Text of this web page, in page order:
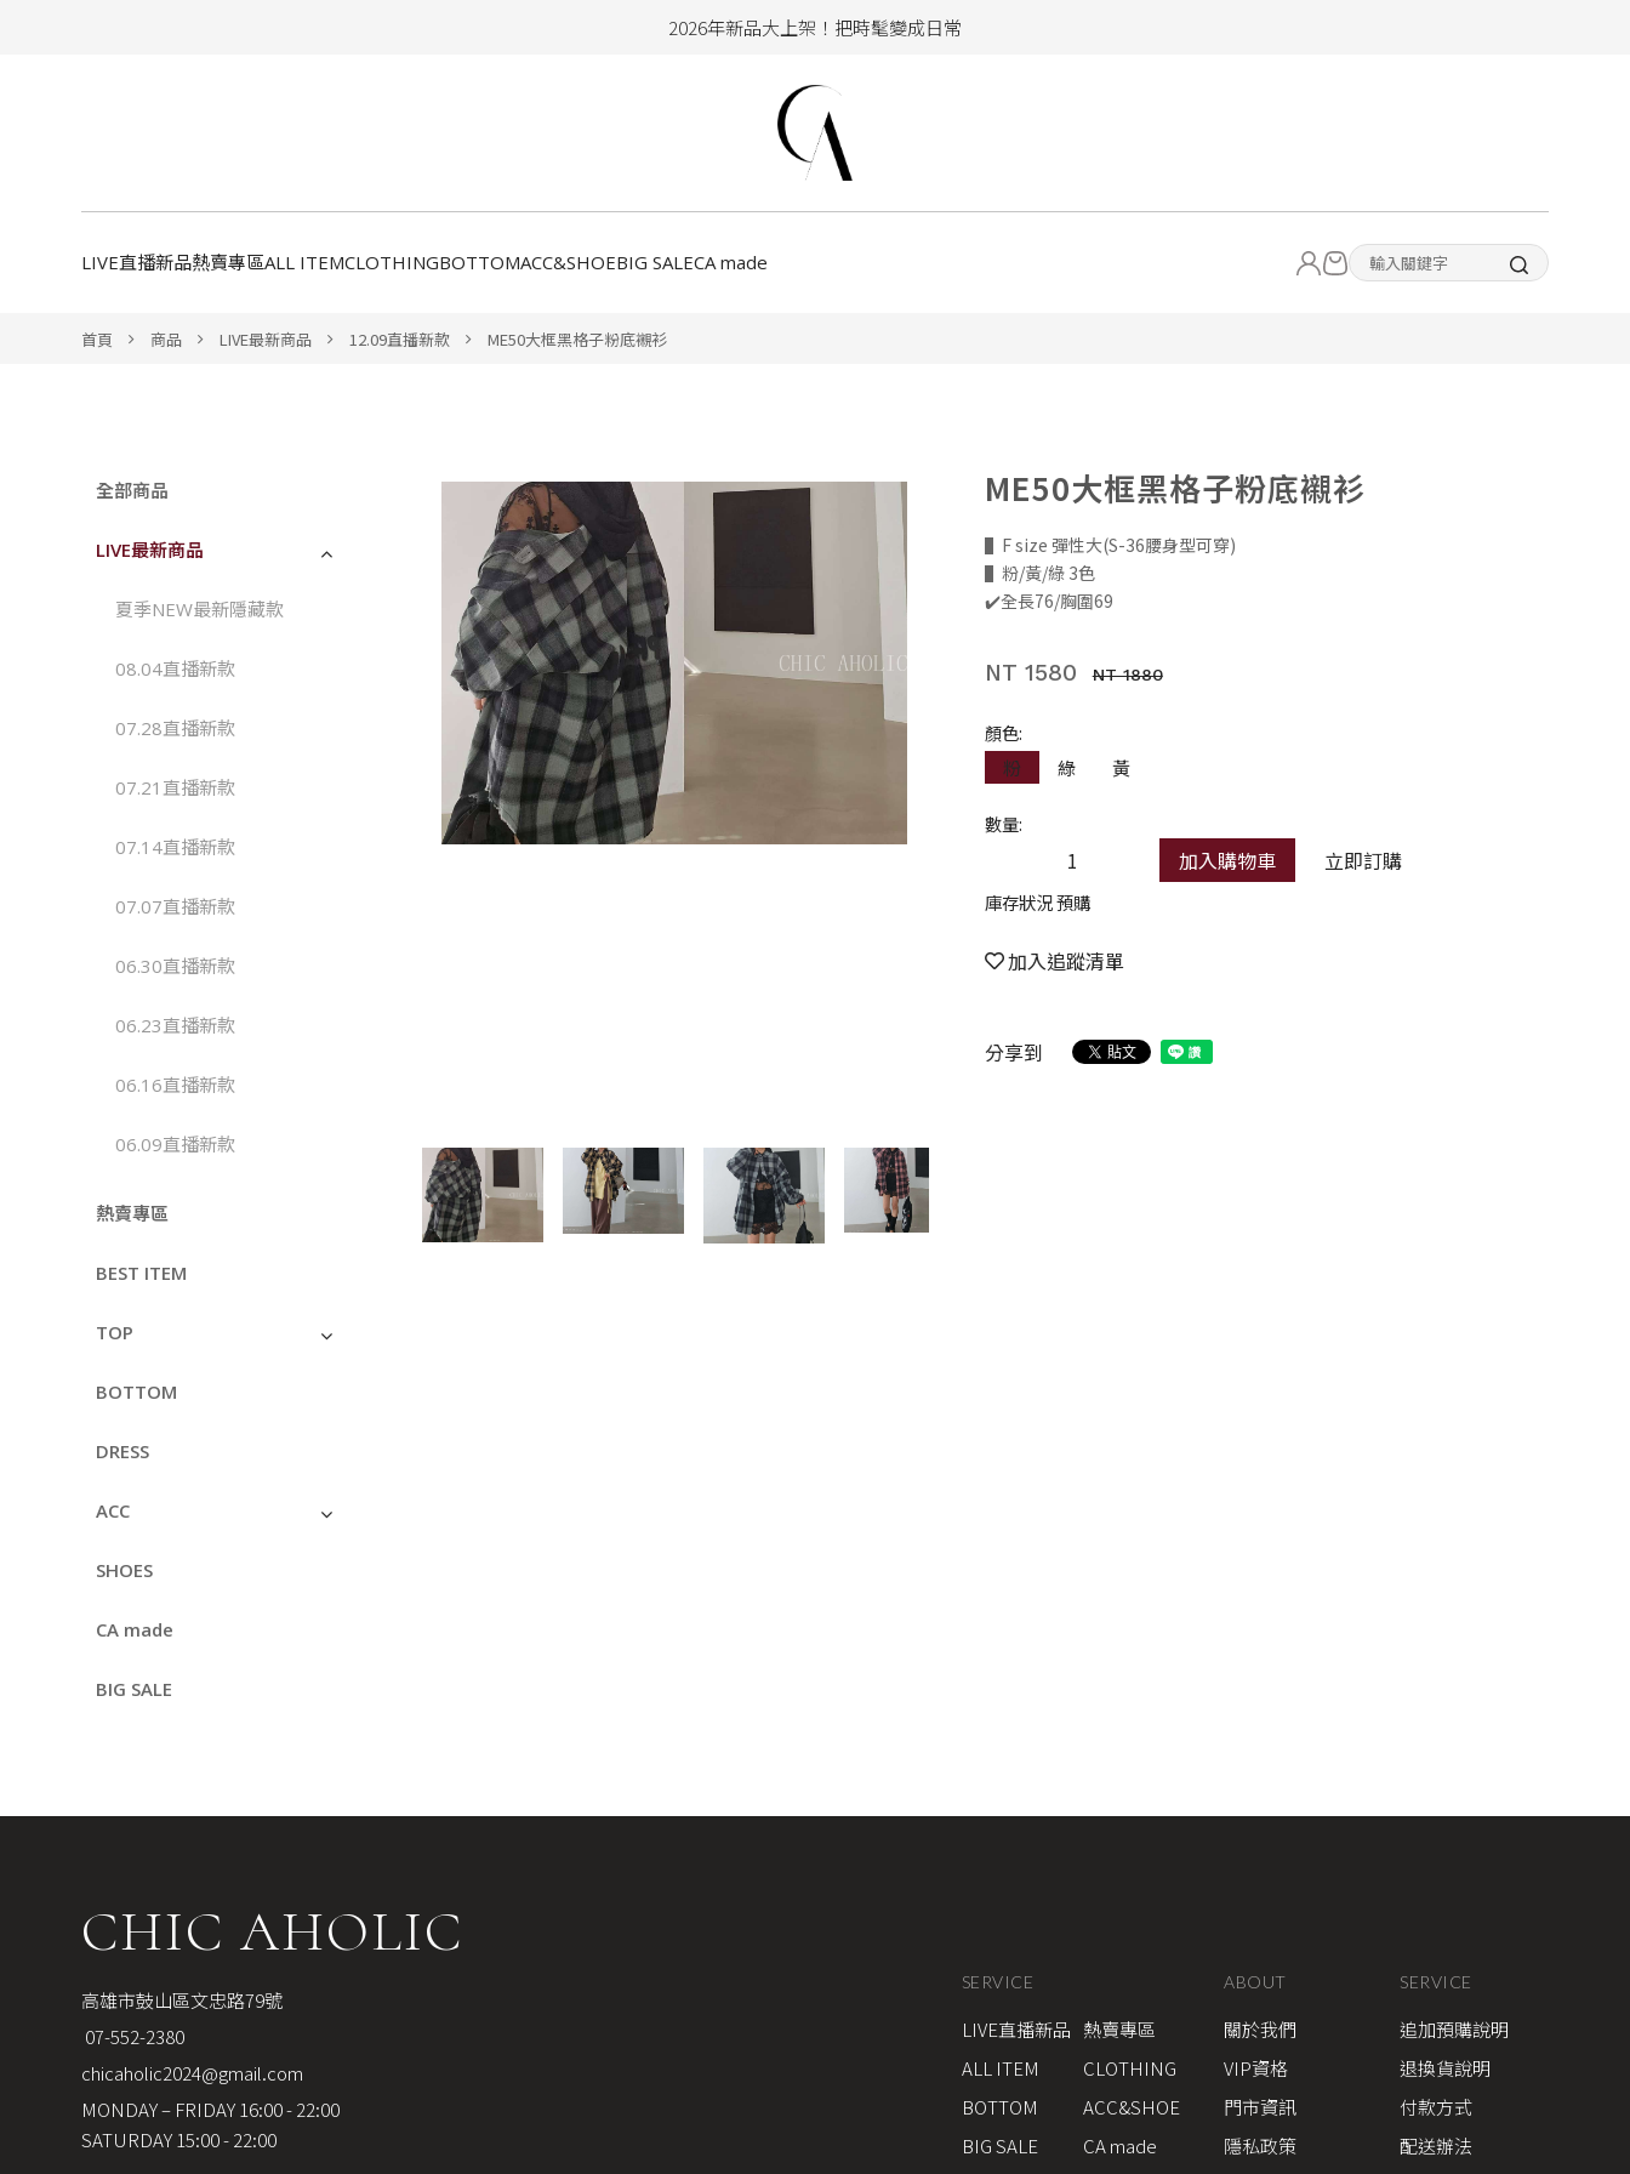
2026年新品大上架！把時髦變成日常
hello !! Happy to 2026
2026年新品大上架！把時髦變成日常
加入會員即享100元購物金
LIVE直播新品熱賣專區ALL ITEMCLOTHINGBOTTOMACC&SHOEBIG SALECA made
首頁 商品 LIVE最新商品 12.09直播新款 ME50大框黑格子粉底襯衫
全部商品
LIVE最新商品
夏季NEW最新隱藏款
08.04直播新款
07.28直播新款
07.21直播新款
07.14直播新款
07.07直播新款
06.30直播新款
06.23直播新款
06.16直播新款
06.09直播新款
熱賣專區
BEST ITEM
TOP
BOTTOM
DRESS
ACC
SHOES
CA made
BIG SALE
ME50大框黑格子粉底襯衫
▌F size 彈性大(S-36腰身型可穿)
▌粉/黃/綠 3色
✔️全長76/胸圍69
NT 1580 NT 1880
顏色:
粉
綠 黃
數量:
加入購物車 立即訂購
庫存狀況 預購
加入追蹤清單
分享到
CHIC AHOLIC
高雄市鼓山區文忠路79號
07-552-2380
chicaholic2024@gmail.com
MONDAY – FRIDAY 16:00 - 22:00
SATURDAY 15:00 - 22:00
SERVICE
LIVE直播新品 熱賣專區
ALL ITEM
CLOTHING
BOTTOM
ACC&SHOE
BIG SALE
CA made
ABOUT
關於我們
VIP資格
門市資訊
隱私政策
SERVICE
追加預購說明
退換貨說明
付款方式
配送辦法